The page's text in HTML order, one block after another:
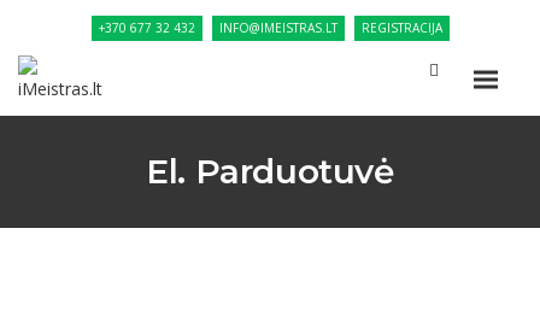
+370 677 32 432 INFO@IMEISTRAS.LT REGISTRACIJA
El. Parduotuvė